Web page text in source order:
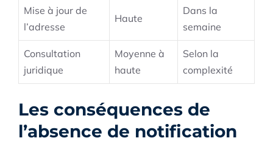
Mise à jour de
l’adresse
Haute
Dans la
semaine
Consultation
juridique
Moyenne à
haute
Selon la
complexité
Les conséquences de
l’absence de notification